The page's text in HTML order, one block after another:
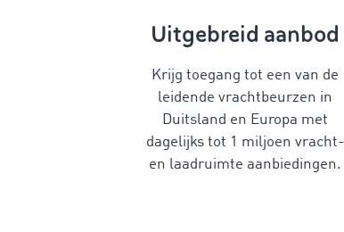
Uitgebreid aanbod
Krijg toegang tot een van de
leidende vrachtbeurzen in
Duitsland en Europa met
dagelijks tot 1 miljoen vracht-
en laadruimte aanbiedingen.